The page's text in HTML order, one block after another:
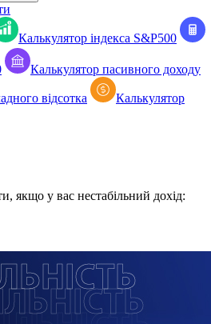
Калькулятор індекса S&P500
Калькулятор пасивного доходу
відсотка
Калькулятор
якщо у вас нестабільний дохід: